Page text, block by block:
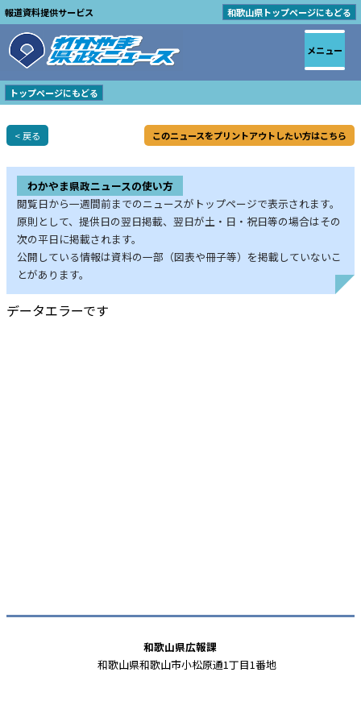
報道資料提供サービス 和歌山県トップページにもどる
トップページにもどる
< 戻る このニュースをプリントアウトしたい方はこちら
わかやま県政ニュースの使い方
閲覧日から一週間前までのニュースがトップページで表示されます。
原則として、提供日の翌日掲載、翌日が土・日・祝日等の場合はその
次の平日に掲載されます。
公開している情報は資料の一部（図表や冊子等）を掲載していないこ
とがあります。
データエラーです
メニュー
和歌山県広報課
和歌山県和歌山市小松原通1丁目1番地